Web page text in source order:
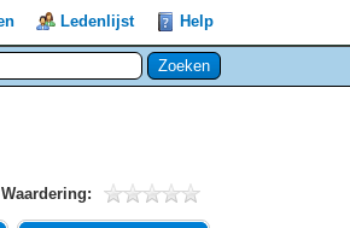
Ledenlijst Help
Waardering: